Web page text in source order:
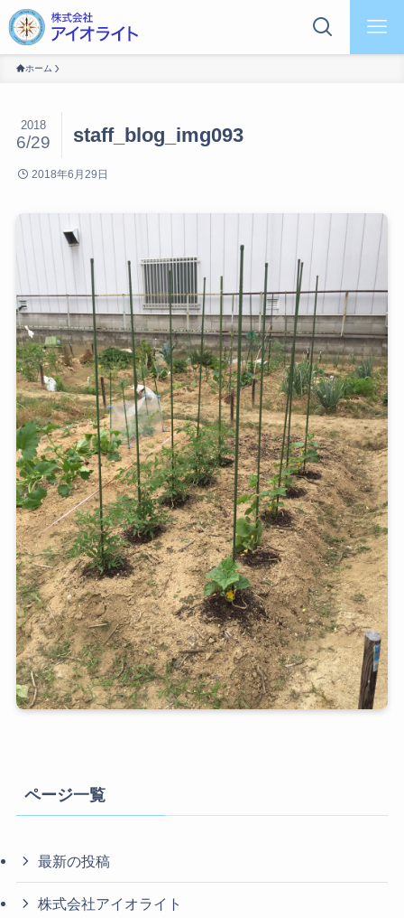
ホーム
staff_blog_img093
2018
6/29
2018年6月29日
ページ一覧
最新の投稿
株式会社アイオライト